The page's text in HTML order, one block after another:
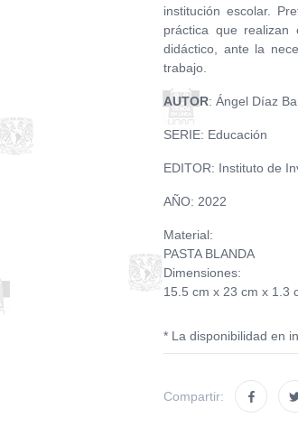
institución escolar.
práctica que realizan
didáctico, ante la
trabajo.
AUTOR: Ángel Díaz
SERIE: Educación
EDITOR: Instituto de
AÑO: 2022
Material:
PASTA BLANDA
Dimensiones:
15.5 cm x 23 cm x 1.3
* La disponibilidad en
Compartir: